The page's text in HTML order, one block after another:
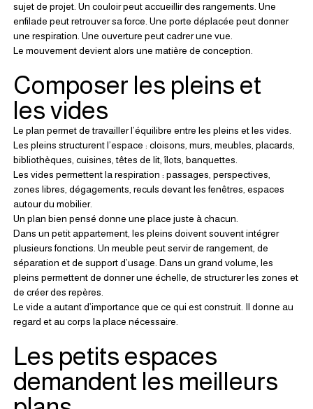
sujet de projet. Un couloir peut accueillir des rangements. Une
enfilade peut retrouver sa force. Une porte déplacée peut donner
une respiration. Une ouverture peut cadrer une vue.
Le mouvement devient alors une matière de conception.
Composer les pleins et
les vides
Le plan permet de travailler l’équilibre entre les pleins et les vides.
Les pleins structurent l’espace : cloisons, murs, meubles, placards,
bibliothèques, cuisines, têtes de lit, îlots, banquettes.
Les vides permettent la respiration : passages, perspectives,
zones libres, dégagements, reculs devant les fenêtres, espaces
autour du mobilier.
Un plan bien pensé donne une place juste à chacun.
Dans un petit appartement, les pleins doivent souvent intégrer
plusieurs fonctions. Un meuble peut servir de rangement, de
séparation et de support d’usage. Dans un grand volume, les
pleins permettent de donner une échelle, de structurer les zones et
de créer des repères.
Le vide a autant d’importance que ce qui est construit. Il donne au
regard et au corps la place nécessaire.
Les petits espaces
demandent les meilleurs